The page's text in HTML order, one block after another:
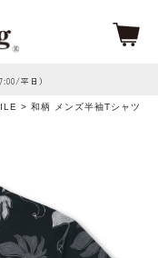
平日）
> 和柄 メンズ半袖Tシャツ